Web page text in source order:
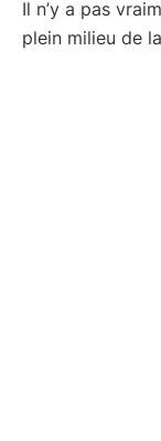
Il n’y a pas
plein milieu de